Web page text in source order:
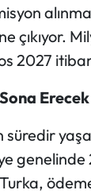
çıkıyor.
2027
Erecek
genelinde